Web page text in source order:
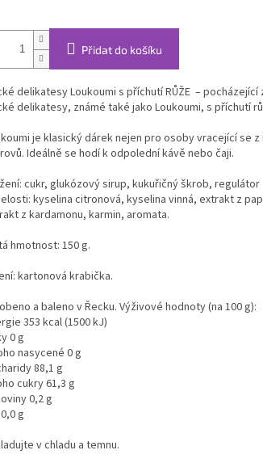
Přidat do košíku
delikatesy Loukoumi s příchutí RŮŽE – pocházející
delikatesy, známé také jako Loukoumi, s příchutí
je klasický dárek nejen pro osoby vracející se
Ideálně se hodí k odpolední kávě nebo čaji.
cukr, glukózový sirup, kukuřičný škrob, regulátor
kyselina citronová, kyselina vinná, extrakt z
z kardamonu, karmin, aromata.
hmotnost: 150 g.
kartonová krabička.
a baleno v Řecku. Výživové hodnoty (na 100 g):
353 kcal (1500 kJ)
0 g
nasycené 0 g
88,1 g
cukry 61,3 g
0,2 g
g
v chladu a temnu.